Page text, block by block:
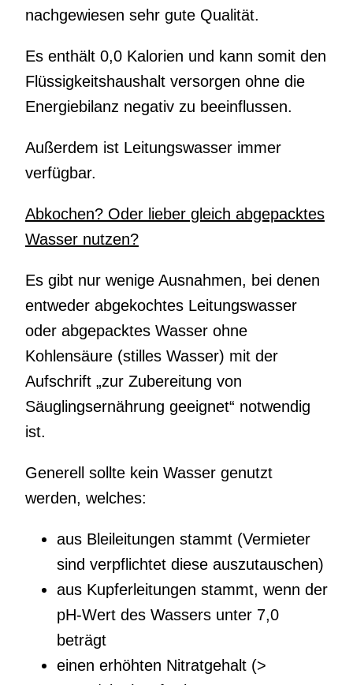
nachgewiesen sehr gute Qualität.
Es enthält 0,0 Kalorien und kann somit den
Flüssigkeitshaushalt versorgen ohne die
Energiebilanz negativ zu beeinflussen.
Außerdem ist Leitungswasser immer
verfügbar.
Abkochen? Oder lieber gleich abgepacktes
Wasser nutzen?
Es gibt nur wenige Ausnahmen, bei denen
entweder abgekochtes Leitungswasser
oder abgepacktes Wasser ohne
Kohlensäure (stilles Wasser) mit der
Aufschrift „zur Zubereitung von
Säuglingsernährung geeignet“ notwendig
ist.
Generell sollte kein Wasser genutzt
werden, welches:
aus Bleileitungen stammt (Vermieter
sind verpflichtet diese auszutauschen)
aus Kupferleitungen stammt, wenn der
pH-Wert des Wassers unter 7,0
beträgt
einen erhöhten Nitratgehalt (>